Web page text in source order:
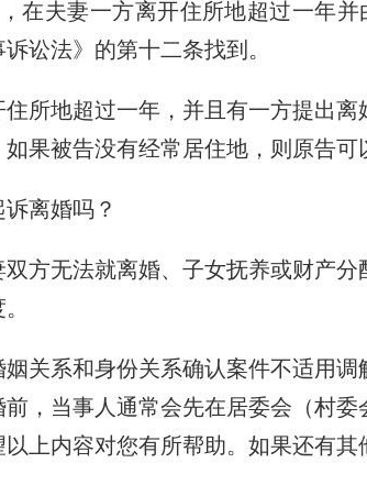
在夫妻一方离开住所地超过一年
讼法》的第十二条找到。
所地超过一年，并且有一方提出
果被告没有经常居住地，则原告可
离婚吗？
方无法就离婚、子女抚养或财产
关系和身份关系确认案件不适用
，当事人通常会先在居委会（村
上内容对您有所帮助。如果还有